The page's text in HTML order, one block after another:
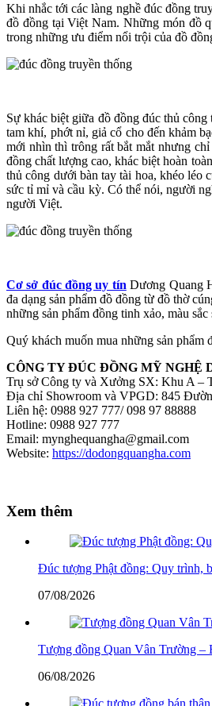
Khi nhắc tới các làng nghề đúc đồng
đồ đồng tại Việt Nam. Những món đồ
trong những ưu điểm nổi trội của đồ
Sự khác biệt giữa đồ đồng đúc thủ
tam khí, phớt nỉ, giả cổ cho đến khảm
mới nhìn thì trông rất bắt mắt nhưng
đồng chất lượng cao, khác biệt hoàn
thủ công dưới bàn tay tài hoa, khéo léo
sức tỉ mỉ và cầu kỳ. Có thể nói, người
người Việt.
Cơ sở đúc đồng uy tín Dương Quang
đa dạng sản phẩm đồ đồng từ đồ thờ
những sản phẩm đồng tinh xảo, màu
Quý khách muốn mua những sản
CÔNG TY ĐÚC ĐỒNG MỸ NGHỆ
Trụ sở Công ty và Xưởng SX: Khu A –
Địa chỉ Showroom và VPGD: 845
Liên hệ: 0988 927 777/ 098 97 88888
Hotline: 0988 927 777
Email: mynghequangha@gmail.com
Website: https://dodongquangha.com
Xem thêm
Đúc tượng Phật đồng: Quy trình,
07/08/2026
Tượng đồng Quan Vân Trường –
06/08/2026